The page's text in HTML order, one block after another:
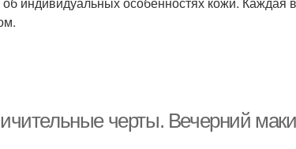
черты. Вечерний